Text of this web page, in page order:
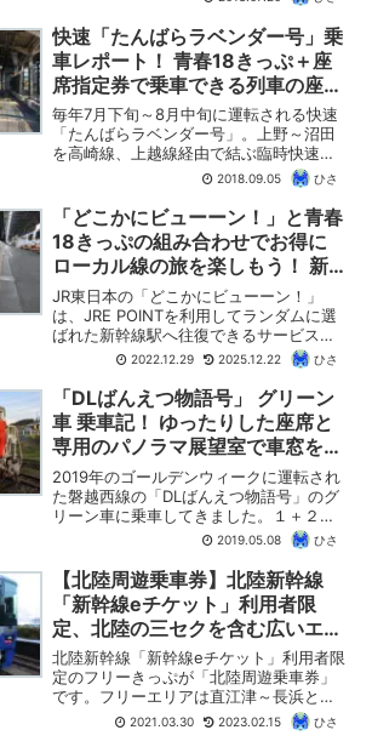
の雄大は景色を眺められる絶景スポット
でもあります。JR篠ノ井線の姨捨駅から
も、徒歩圏内で十分に景...
快速「たんばらラベンダー号」乗
車レポート！ 青春18きっぷ＋座
席指定券で乗車できる列車の座席
としては最高レベル！
毎年7月下旬～8月中旬に運転される快速
「たんばらラベンダー号」。上野～沼田
を高崎線、上越線経由で結ぶ臨時快速列
車です。この時期にラベンダーが見頃と
なる「たんばらラベンダーパーク」への
アクセス列車ですが、青春18きっぷでの
乗り鉄にも十分に利用...
2018.09.05 ひさ
「どこかにビューーン！」と青春
18きっぷの組み合わせでお得に
ローカル線の旅を楽しもう！ 新
潟駅から北東北への青春18きっ
ぷ旅実践！
JR東日本の「どこかにビューーン！」
は、JRE POINTを利用してランダムに選
ばれた新幹線駅へ往復できるサービスで
す。この「どこかにビューーン！」と青
春18きっぷを組み合わせると、首都圏か
ら遠いエリアでのローカル線の旅が快適
にできるように...
2022.12.29 2025.12.22 ひさ
「DLばんえつ物語号」 グリーン
車 乗車記！ ゆったりした座席と
専用のパノラマ展望室で車窓を楽
しめます！
2019年のゴールデンウィークに運転され
た磐越西線の「DLばんえつ物語号」のグ
リーン車に乗車してきました。１＋２列
のゆったりとした座席に、グリーン車専
用の展望室もあり、磐越西線の車窓をゆ
っくり楽しむことができます。この記事
では、「ばんえつ物...
2019.05.08 ひさ
【北陸周遊乗車券】北陸新幹線
「新幹線eチケット」利用者限
定、北陸の三セクを含む広いエリ
アに2日間乗り放題のフリーきっ
ぷ！（2023年版）
北陸新幹線「新幹線eチケット」利用者限
定のフリーきっぷが「北陸周遊乗車券」
です。フリーエリアは直江津～長浜と非
常に広いうえに、第三セクター路線にも
乗車できて、使い勝手、お得度ともに抜
2021.03.30 2023.02.15 ひさ